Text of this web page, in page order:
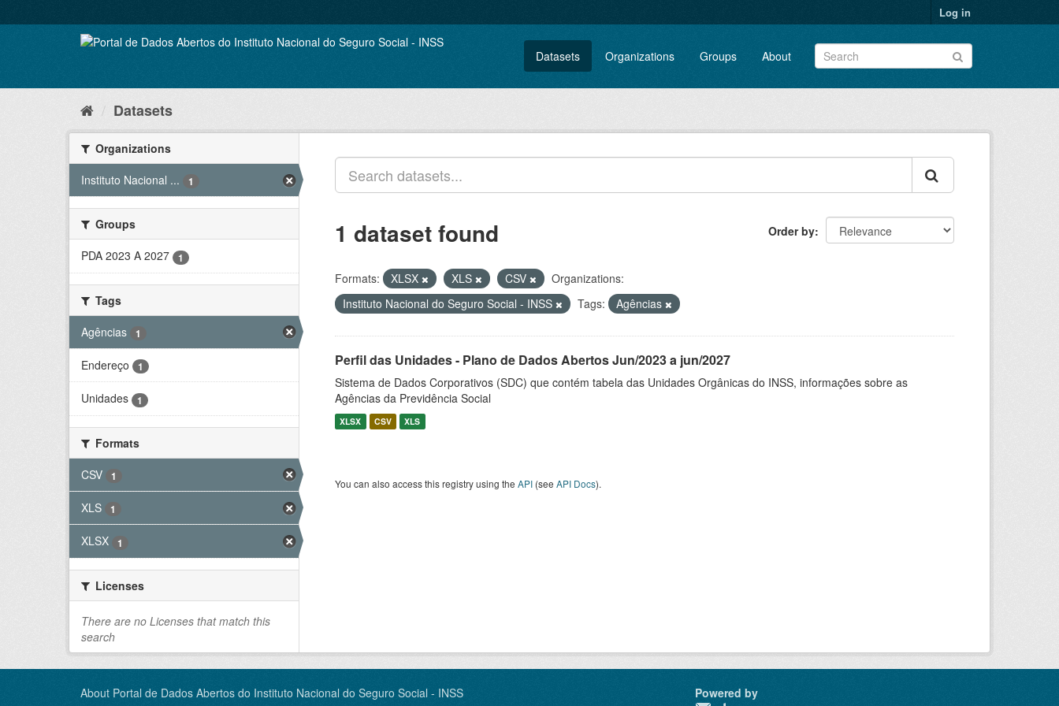
to
Log in
Datasets Organizations Groups About
Datasets
Organizations
Instituto Nacional ...
1
Groups
PDA 2023 A 2027
1
Tags
Agências
1
Endereço 1
Unidades 1
Formats
CSV
1
XLS 1
XLSX 1
Licenses
There are no Licenses that match this
search
Order by
1 dataset found
Formats: XLSX XLS CSV
Organizations:
Instituto Nacional do Seguro Social - INSS
Tags: Agências
Perfil das Unidades - Plano de Dados Abertos Jun/2023 a jun/2027
Sistema de Dados Corporativos (SDC) que contém tabela das Unidades Orgânicas do INSS, informações sobre as
Agências da Previdência Social
XLSX CSV XLS
You can also access this registry using the API (see API Docs).
About Portal de Dados Abertos do Instituto Nacional do Seguro Social - INSS
Powered by